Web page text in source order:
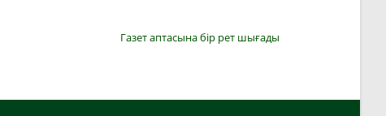
Газет аптасына бір рет шығады